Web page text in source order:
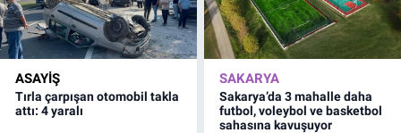
ASAYİŞ
Tırla çarpışan otomobil takla
attı: 4 yaralı
SAKARYA
Sakarya’da 3 mahalle daha
futbol, voleybol ve basketbol
sahasına kavuşuyor